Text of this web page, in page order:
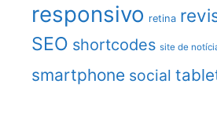
responsivo retina
SEO shortcodes site de
smartphone social